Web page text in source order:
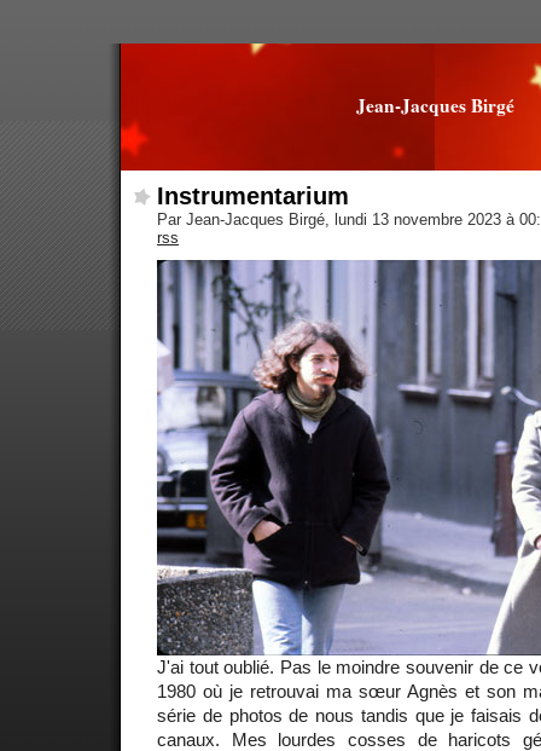
Jean-Jacques Birgé
Instrumentarium
Par Jean-Jacques Birgé, lundi 13 novembre 2023 à
rss
J'ai tout oublié. Pas le moindre souvenir de ce
1980 où je retrouvai ma sœur Agnès et son
série de photos de nous tandis que je faisais
canaux. Mes lourdes cosses de haricots